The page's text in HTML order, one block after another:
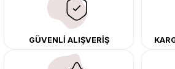
tasarımını ve aerodinamisini üst seviyeye
Tüm ürünlerimiz orijinal, dayanıklı ve uzun
merkezimizde profesyonel montaj yapıyor,
kargo ile teslimat gerçekleştiriyoruz.
adres: Egzoz Sepeti.
GÜVENLİ ALIŞVERİŞ